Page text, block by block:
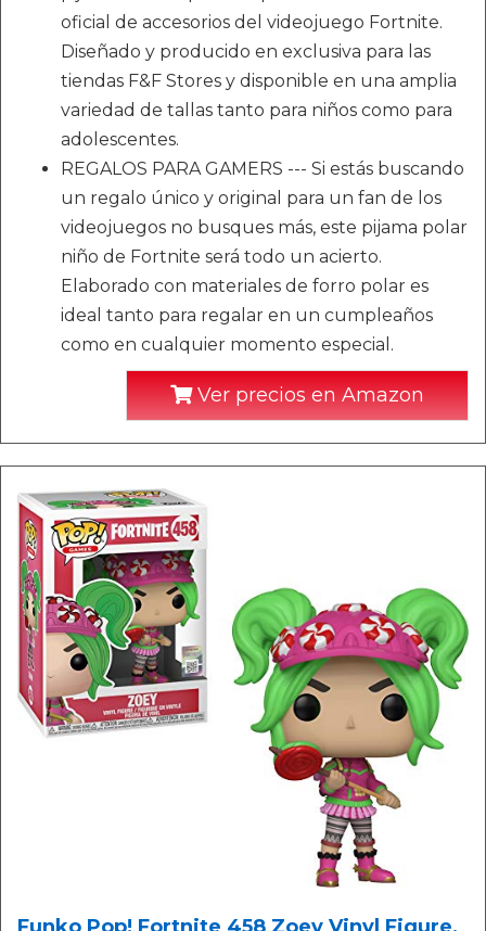
oficial de accesorios del videojuego Fortnite.
Diseñado y producido en exclusiva para las
tiendas F&F Stores y disponible en una amplia
variedad de tallas tanto para niños como para
adolescentes.
REGALOS PARA GAMERS --- Si estás buscando
un regalo único y original para un fan de los
videojuegos no busques más, este pijama polar
niño de Fortnite será todo un acierto.
Elaborado con materiales de forro polar es
ideal tanto para regalar en un cumpleaños
como en cualquier momento especial.
Ver precios en Amazon